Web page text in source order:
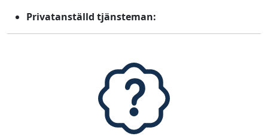
Privatanställd tjänsteman: